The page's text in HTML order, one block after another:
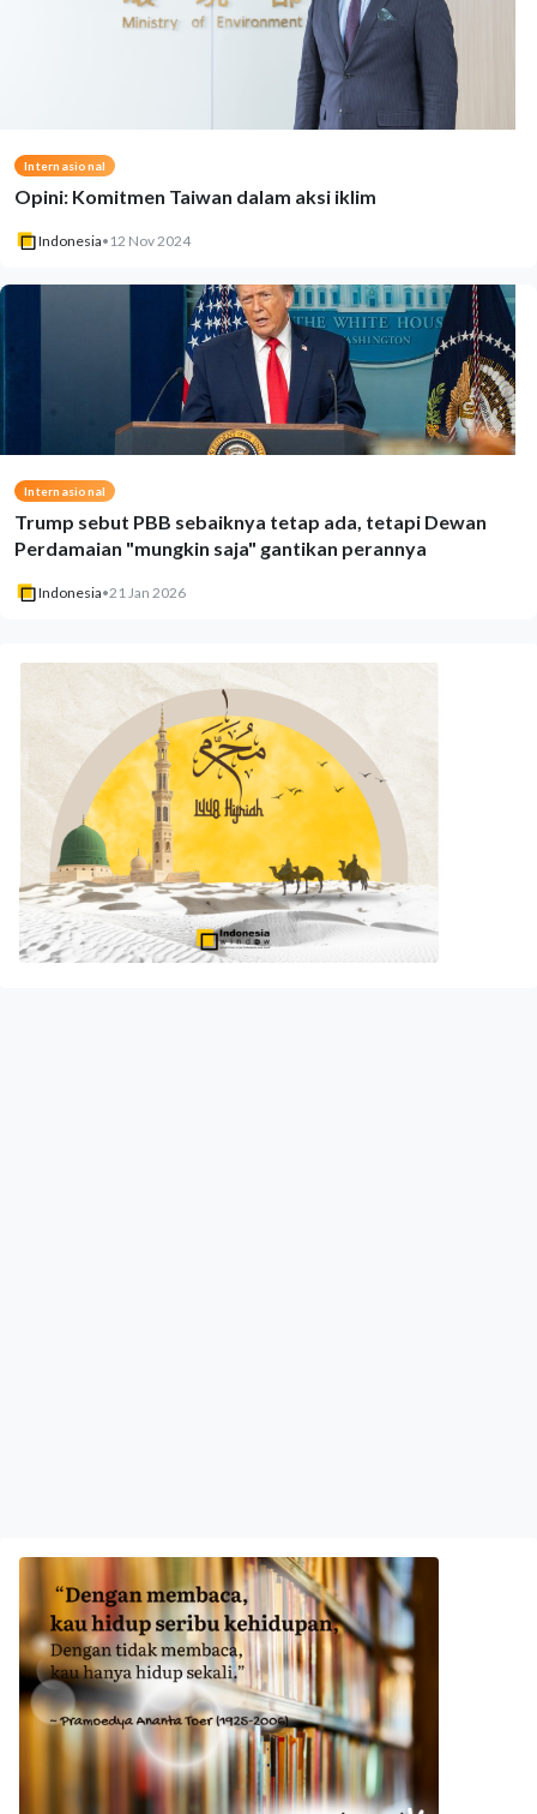
Internasional
Opini: Komitmen Taiwan dalam aksi iklim
Indonesia• 12 Nov 2024
Internasional
Trump sebut PBB sebaiknya tetap ada, tetapi Dewan
Perdamaian "mungkin saja" gantikan perannya
Indonesia•21 Jan 2026